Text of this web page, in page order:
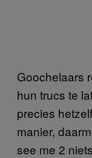
Goochelaars
hun trucs te
precies
manier,
see me 2